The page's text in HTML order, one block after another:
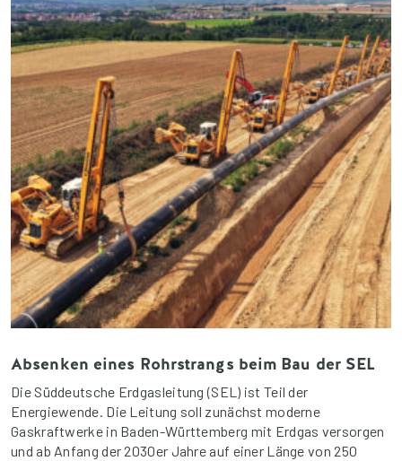
Absenken eines Rohrstrangs beim Bau der SEL
Die Süddeutsche Erdgasleitung (SEL) ist Teil der
Energiewende. Die Leitung soll zunächst moderne
Gaskraftwerke in Baden-Württemberg mit Erdgas versorgen
und ab Anfang der 2030er Jahre auf einer Länge von 250